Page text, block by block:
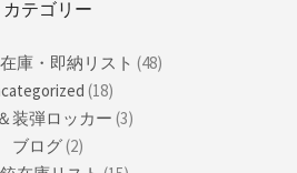
カテゴリー
在庫・即納リスト (48)
(18)
装弾ロッカー (3)
ブログ(2)